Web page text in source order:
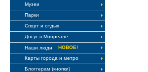
Музеи
Парки
Спорт и отдых
Досуг в Монреале
Наши люди
НОВОЕ!
Карты города и метро
Блоггерам (кнопки)